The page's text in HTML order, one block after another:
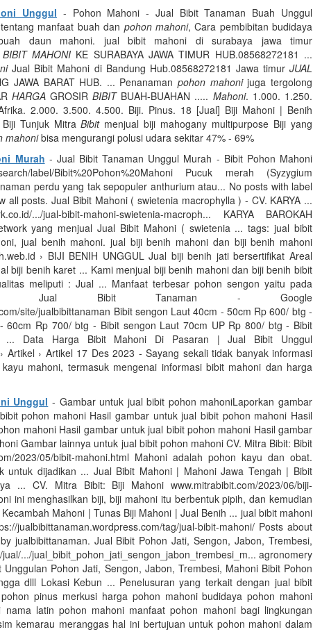
Unggul - Pohon Mahoni - Jual Bibit Tanaman Buah Unggul
manfaat buah dan pohon mahoni, Cara pembibitan budidaya
daun mahoni. jual bibit mahoni di surabaya jawa timur
MAHONI KE SURABAYA JAWA TIMUR HUB.08568272181 ...
Jual Bibit Mahoni di Bandung Hub.08568272181 Jawa timurJUAL
JAWA BARAT HUB. ... Penanamanpohon mahonijuga tergolong
HARGAGROSIRBIBITBUAH-BUAHAN ..... Mahoni. 1.000. 1.250.
2.000. 3.500. 4.500. Biji. Pinus. 18 [Jual] Biji Mahoni | Benih
Tunjuk MitraBibitmenjual biji mahogany multipurpose Biji yang
mahonibisa mengurangi polusi udara sekitar 47% - 69%
Murah - Jual Bibit Tanaman Unggul Murah - Bibit Pohon Mahoni
search/label/Bibit%20Pohon%20Mahoni Pucuk merah (Syzygium
perdu yang tak sepopuler anthurium atau... No posts with label
all posts. Jual Bibit Mahoni ( swietenia macrophylla ) - CV. KARYA ...
.../jual-bibit-mahoni-swietenia-macroph... KARYA BAROKAH
yang menjual Jual Bibit Mahoni ( swietenia ... tags: jual bibit
jual benih mahoni. jual biji benih mahoni dan biji benih mahoni
› BIJI BENIH UNGGUL Jual biji benih jati bersertifikat Areal
biji benih karet ... Kami menjual biji benih mahoni dan biji benih bibit
meliputi : Jual ... Manfaat terbesar pohon sengon yaitu pada
Jual Bibit Tanaman - Google
site/jualbibittanaman Bibit sengon Laut 40cm - 50cm Rp 600/ btg -
60cm Rp 700/ btg - Bibit sengon Laut 70cm UP Rp 800/ btg - Bibit
... Data Harga Bibit Mahoni Di Pasaran | Jual Bibit Unggul
Artikel › Artikel 17 Des 2023 - Sayang sekali tidak banyak informasi
mahoni, termasuk mengenai informasi bibit mahoni dan harga
Unggul - Gambar untuk jual bibit pohon mahoniLaporkan gambar
pohon mahoni Hasil gambar untuk jual bibit pohon mahoni Hasil
mahoni Hasil gambar untuk jual bibit pohon mahoni Hasil gambar
Gambar lainnya untuk jual bibit pohon mahoni CV. Mitra Bibit: Bibit
2023/05/bibit-mahoni.html Mahoni adalah pohon kayu dan obat.
untuk dijadikan ... Jual Bibit Mahoni | Mahoni Jawa Tengah | Bibit
... CV. Mitra Bibit: Biji Mahoni www.mitrabibit.com/2023/06/biji-
ini menghasilkan biji, biji mahoni itu berbentuk pipih, dan kemudian
Mahoni | Tunas Biji Mahoni | Jual Benih ... jual bibit mahoni
jualbibittanaman.wordpress.com/tag/jual-bibit-mahoni/ Posts about
jualbibittanaman. Jual Bibit Pohon Jati, Sengon, Jabon, Trembesi,
.../jual_bibit_pohon_jati_sengon_jabon_trembesi_m... agronomery
Unggulan Pohon Jati, Sengon, Jabon, Trembesi, Mahoni Bibit Pohon
dlll Lokasi Kebun ... Penelusuran yang terkait dengan jual bibit
pinus merkusi harga pohon mahoni budidaya pohon mahoni
nama latin pohon mahoni manfaat pohon mahoni bagi lingkungan
kemarau meranggas hal ini bertujuan untuk pohon mahoni dalam